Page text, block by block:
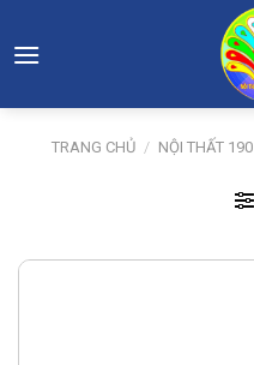
to
TRANG CHỦ / NỘI THẤT 190